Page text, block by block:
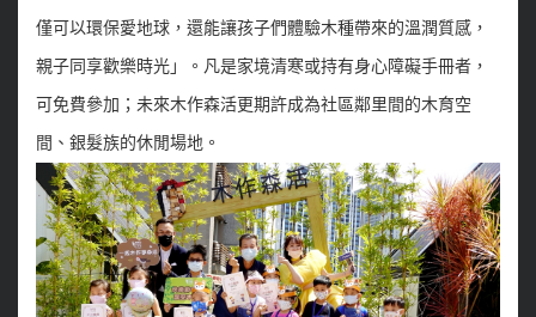
僅可以環保愛地球，還能讓孩子們體驗木種帶來的溫潤質感，
親子同享歡樂時光」。凡是家境清寒或持有身心障礙手冊者，
可免費參加；未來木作森活更期許成為社區鄰里間的木育空
間、銀髮族的休閒場地。